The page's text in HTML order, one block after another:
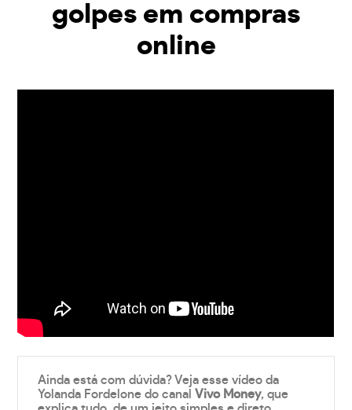
golpes em compras
online
Ainda está com dúvida? Veja esse vídeo da
Yolanda Fordelone do canalVivo Money, que